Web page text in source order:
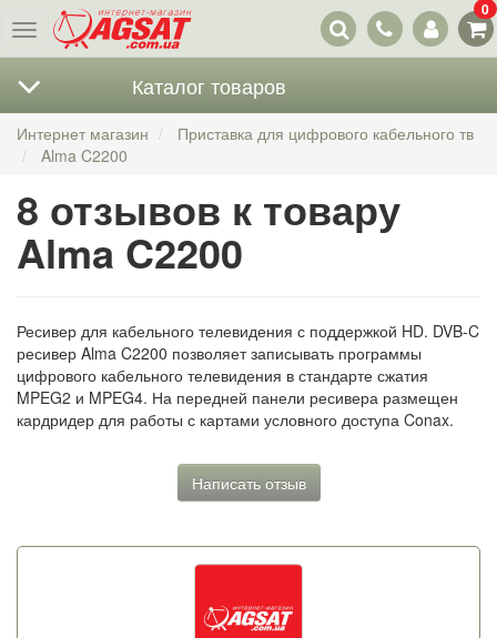
Меню
Наши
контакты
0
Каталог товаров
Интернет магазин
Приставка для цифрового кабельного тв
Alma C2200
8 отзывов к товару
Alma C2200
Ресивер для кабельного телевидения с поддержкой HD. DVB-C
ресивер Alma C2200 позволяет записывать программы
цифрового кабельного телевидения в стандарте сжатия
MPEG2 и MPEG4. На передней панели ресивера размещен
кардридер для работы с картами условного доступа Conax.
Написать отзыв